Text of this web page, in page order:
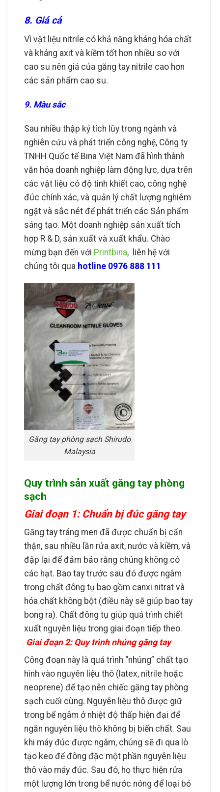
8. Giá cả
Vì vật liệu nitrile có khả năng kháng hóa chất
và kháng axit và kiềm tốt hơn nhiều so với
cao su nên giá của găng tay nitrile cao hơn
các sản phẩm cao su.
9. Màu sắc
Sau nhiều thập kỷ tích lũy trong ngành và
nghiên cứu và phát triển công nghệ, Công ty
TNHH Quốc tế Bina Việt Nam đã hình thành
văn hóa doanh nghiệp làm động lực, dựa trên
các vật liệu có độ tinh khiết cao, công nghệ
đúc chính xác, và quản lý chất lượng nghiêm
ngặt và sắc nét để phát triển các Sản phẩm
sáng tạo. Một doanh nghiệp sản xuất tích
hợp R & D, sản xuất và xuất khẩu. Chào
mừng bạn đến với Printbina, liên hệ với
chúng tôi qua hotline 0976 888 111
Găng tay phòng sạch Shirudo
Malaysia
Quy trình sản xuất găng tay phòng
sạch
Giai đoạn 1: Chuẩn bị đúc găng tay
Găng tay tráng men đã được chuẩn bị cẩn
thận, sau nhiều lần rửa axit, nước và kiềm, và
đập lại để đảm bảo rằng chúng không có
các hạt. Bao tay trước sau đó được ngâm
trong chất đông tụ bao gồm canxi nitrat và
hóa chất không bột (điều này sẽ giúp bao tay
bong ra). Chất đông tụ giúp quá trình chiết
xuất nguyên liệu trong giai đoạn tiếp theo.
Giai đoạn 2: Quy trình nhúng găng tay
Công đoạn này là quá trình “nhúng” chất tạo
hình vào nguyên liệu thô (latex, nitrile hoặc
neoprene) để tạo nên chiếc găng tay phòng
sạch cuối cùng. Nguyên liệu thô được giữ
trong bể ngâm ở nhiệt độ thấp hiện đại để
ngăn nguyên liệu thô không bị biến chất. Sau
khi máy đúc được ngâm, chúng sẽ đi qua lò
tạo keo để đông đặc một phần nguyên liệu
thô vào máy đúc. Sau đó, họ thực hiện rửa
một lượng lớn trong bể nước nóng để loại bỏ